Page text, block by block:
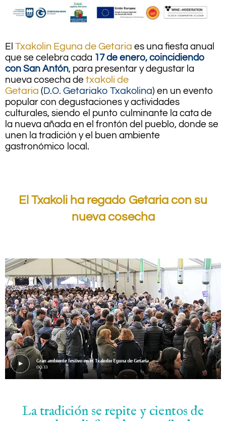
El Txakolin Eguna de Getaria es una fiesta anual
que se celebra cada 17 de enero, coincidiendo
con San Antón, para presentar y degustar la
nueva cosecha de txakoli de
Getaria (D.O. Getariako Txakolina) en un evento
popular con degustaciones y actividades
culturales, siendo el punto culminante la cata de
la nueva añada en el frontón del pueblo, donde se
unen la tradición y el buen ambiente
gastronómico local.
El Txakoli ha regado Getaria con su
nueva cosecha
La tradición se repite y cientos de